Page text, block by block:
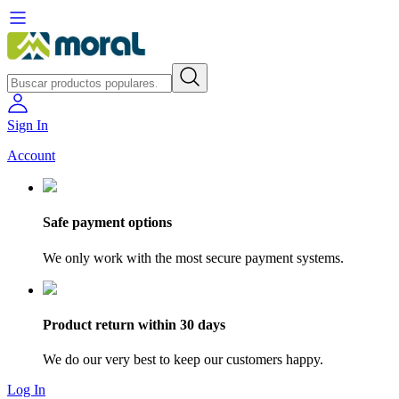
Sign In
Account
Safe payment options
We only work with the most secure payment systems.
Product return within 30 days
We do our very best to keep our customers happy.
Log In